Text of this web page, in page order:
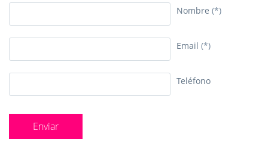
Nombre (*)
Email (*)
Teléfono